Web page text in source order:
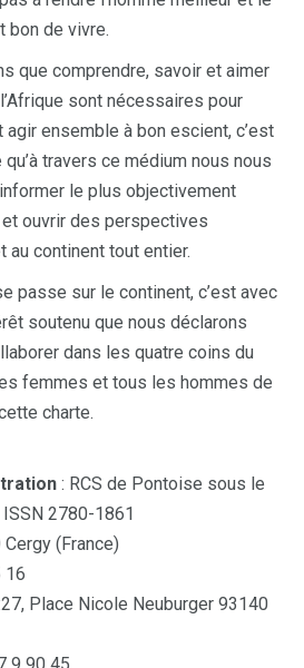
bon de vivre.
que comprendre, savoir et aimer
sont nécessaires pour
ensemble à bon escient, c’est
travers ce médium nous nous
le plus objectivement
ouvrir des perspectives
au continent tout entier.
passe sur le continent, c’est avec
soutenu que nous déclarons
dans les quatre coins du
femmes et tous les hommes de
charte.
: RCS de Pontoise sous le
2780-1861
(France)
16
Place Nicole Neuburger 93140